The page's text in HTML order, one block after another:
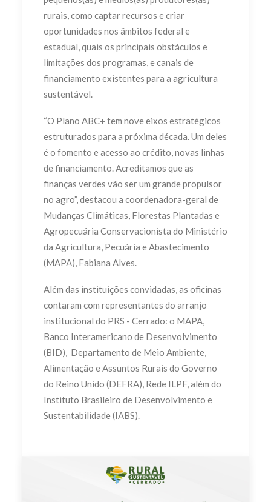
rurais, como captar recursos e criar
oportunidades nos âmbitos federal e
estadual, quais os principais obstáculos e
limitações dos programas, e canais de
financiamento existentes para a agricultura
sustentável.
“O Plano ABC+ tem nove eixos estratégicos
estruturados para a próxima década. Um deles
é o fomento e acesso ao crédito, novas linhas
de financiamento. Acreditamos que as
finanças verdes vão ser um grande propulsor
no agro”, destacou a coordenadora-geral de
Mudanças Climáticas, Florestas Plantadas e
Agropecuária Conservacionista do Ministério
da Agricultura, Pecuária e Abastecimento
(MAPA), Fabiana Alves.
Além das instituições convidadas, as oficinas
contaram com representantes do arranjo
institucional do PRS - Cerrado: o MAPA,
Banco Interamericano de Desenvolvimento
(BID), Departamento de Meio Ambiente,
Alimentação e Assuntos Rurais do Governo
do Reino Unido (DEFRA), Rede ILPF, além do
Instituto Brasileiro de Desenvolvimento e
Sustentabilidade (IABS).